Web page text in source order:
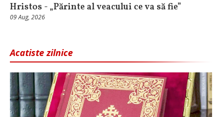
Hristos - „Părinte al veacului ce va să fie”
09 Aug, 2026
Acatiste zilnice